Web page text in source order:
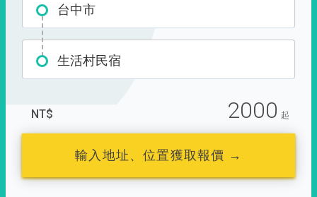
台中市
生活村民宿
NT$ 2000 起
輸入地址、位置獲取報價 →